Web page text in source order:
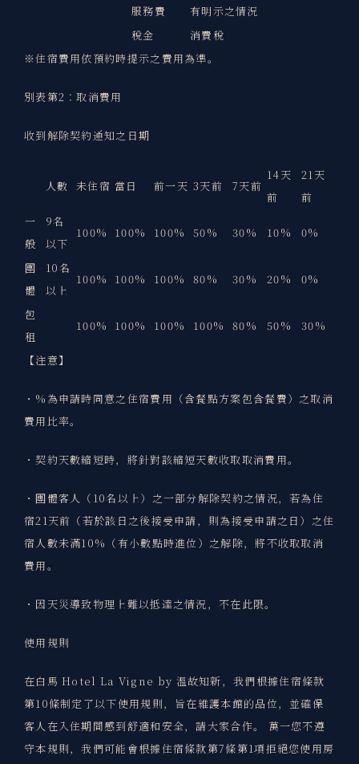
服務費
有明示之情況
稅金
消費稅
※住宿費用依預約時提示之費用為準。
別表第2：取消費用
收到解除契約通知之日期
人數 未住宿 當日 前一天 3天前 7天前
14天
前
21天
前
一
般
9名
以下
100% 100% 100% 50% 30% 10% 0%
團
體
10名
以上
100% 100% 100% 80% 30% 20% 0%
包
租
100% 100% 100% 100% 80% 50% 30%
【注意】
・%為申請時同意之住宿費用（含餐點方案包含餐費）之取消
費用比率。
・契約天數縮短時，將針對該縮短天數收取取消費用。
・團體客人（10名以上）之一部分解除契約之情況，若為住
宿21天前（若於該日之後接受申請，則為接受申請之日）之住
宿人數未滿10%（有小數點時進位）之解除，將不收取取消
費用。
・因天災導致物理上難以抵達之情況，不在此限。
使用規則
在白馬 Hotel La Vigne by 溫故知新，我們根據住宿條款
第10條制定了以下使用規則，旨在維護本館的品位，並確保
客人在入住期間感到舒適和安全，請大家合作。 萬一您不遵
守本規則，我們可能會根據住宿條款第7條第1項拒絕您使用房